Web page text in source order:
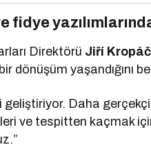
fidye
Direktörü Jiří Kropáč
dönüşüm yaşandığını
geliştiriyor. Daha
ve tespitten kaçmak